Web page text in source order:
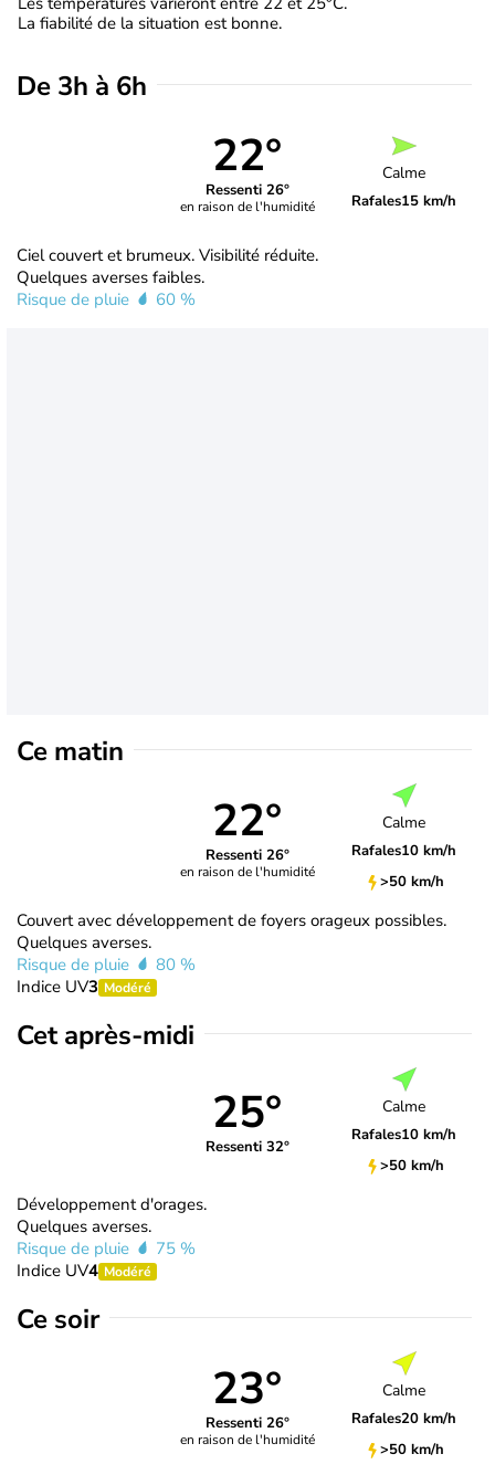
La fiabilité de la situation est bonne.
De 3h à 6h
22°
Ressenti 26°
en raison de l'humidité
Calme
Rafales15 km/h
Ciel couvert et brumeux. Visibilité réduite.
Quelques averses faibles.
Risque de pluie
60 %
Ce matin
22°
Ressenti 26°
en raison de l'humidité
Calme
Rafales10 km/h
>50 km/h
Couvert avec développement de foyers orageux possibles.
Quelques averses.
Risque de pluie
80 %
Indice UV3 Modéré
Cet après-midi
25°
Ressenti 32°
Calme
Rafales10 km/h
>50 km/h
Développement d'orages.
Quelques averses.
Risque de pluie
75 %
Indice UV4 Modéré
Ce soir
23°
Ressenti 26°
en raison de l'humidité
Calme
Rafales20 km/h
>50 km/h